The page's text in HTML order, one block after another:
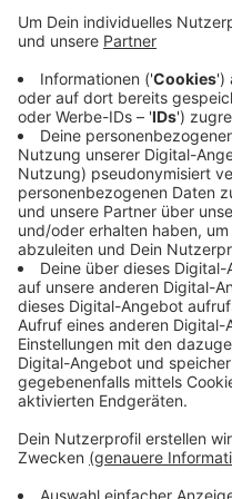
Anzeige
Gegen 22:30 Uhr waren
zusammengestoßen –
Überholmanöver. Einer
daraufhin laut Polizei
drei Personen an dem
schwer verletzt ins
leicht verletzt. Gegen
wieder frei.
Anzeige